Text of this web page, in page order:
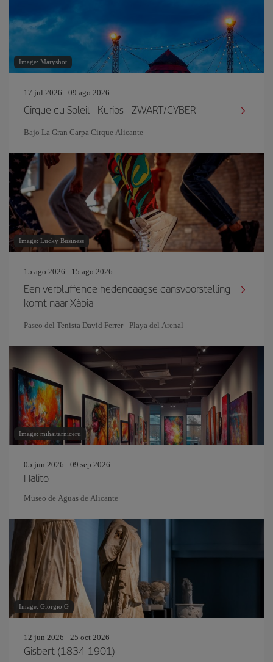
Image: Maryshot
17 jul 2026 - 09 ago 2026
Cirque du Soleil - Kurios - ZWART/CYBER
Bajo La Gran Carpa Cirque Alicante
Image: Lucky Business
15 ago 2026 - 15 ago 2026
Een verbluffende hedendaagse dansvoorstelling
komt naar Xàbia
Paseo del Tenista David Ferrer - Playa del Arenal
Image: mihaitarniceru
05 jun 2026 - 09 sep 2026
Halito
Museo de Aguas de Alicante
Image: Giorgio G
12 jun 2026 - 25 oct 2026
Gisbert (1834-1901)